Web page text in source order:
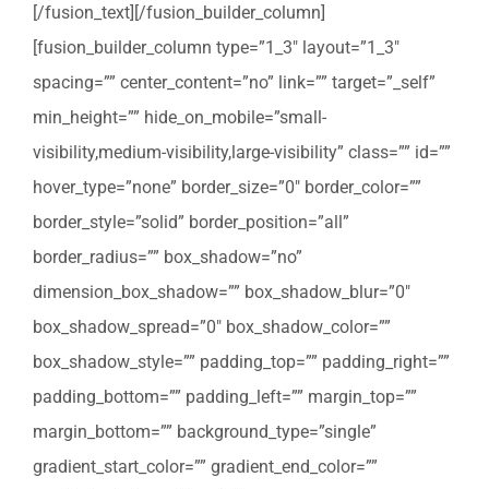
[/fusion_text][/fusion_builder_column]
[fusion_builder_column type=”1_3″ layout=”1_3″
spacing=”” center_content=”no” link=”” target=”_self”
min_height=”” hide_on_mobile=”small-
visibility,medium-visibility,large-visibility” class=”” id=””
hover_type=”none” border_size=”0″ border_color=””
border_style=”solid” border_position=”all”
border_radius=”” box_shadow=”no”
dimension_box_shadow=”” box_shadow_blur=”0″
box_shadow_spread=”0″ box_shadow_color=””
box_shadow_style=”” padding_top=”” padding_right=””
padding_bottom=”” padding_left=”” margin_top=””
margin_bottom=”” background_type=”single”
gradient_start_color=”” gradient_end_color=””